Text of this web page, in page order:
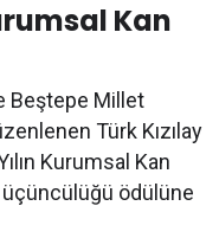
Kan
Beştepe Millet
Türk Kızılay
Kurumsal Kan
üçüncülüğü ödülüne